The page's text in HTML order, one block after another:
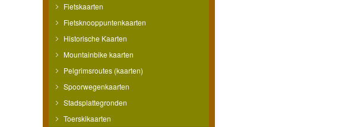
Fietskaarten
Fietsknooppuntenkaarten
Historische Kaarten
Mountainbike kaarten
Pelgrimsroutes (kaarten)
Spoorwegenkaarten
Stadsplattegronden
Toerskikaarten